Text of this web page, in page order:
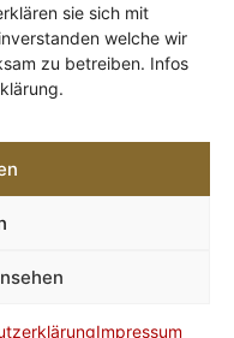
sie sich mit
welche wir
zu betreiben. Infos
Impressum
Nichts ist
Feedback!
besser zu werden!
denn Ihre